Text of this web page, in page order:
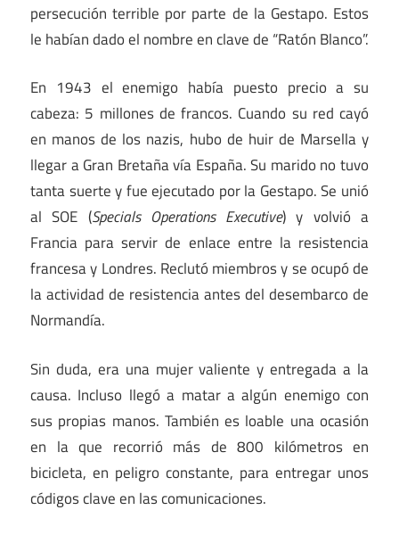
persecución terrible por parte de la Gestapo. Estos
le habían dado el nombre en clave de “Ratón Blanco”.
En 1943 el enemigo había puesto precio a su
cabeza: 5 millones de francos. Cuando su red cayó
en manos de los nazis, hubo de huir de Marsella y
llegar a Gran Bretaña vía España. Su marido no tuvo
tanta suerte y fue ejecutado por la Gestapo. Se unió
al SOE (Specials Operations Executive) y volvió a
Francia para servir de enlace entre la resistencia
francesa y Londres. Reclutó miembros y se ocupó de
la actividad de resistencia antes del desembarco de
Normandía.
Sin duda, era una mujer valiente y entregada a la
causa. Incluso llegó a matar a algún enemigo con
sus propias manos. También es loable una ocasión
en la que recorrió más de 800 kilómetros en
bicicleta, en peligro constante, para entregar unos
códigos clave en las comunicaciones.